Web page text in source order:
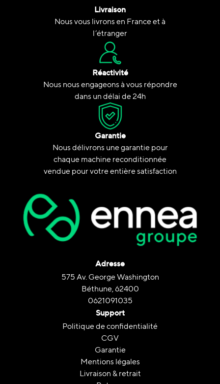
Livraison
Nous vous livrons en France et à
l’étranger
Réactivité
Nous nous engageons à vous répondre
dans un délai de 24h
Garantie
Nous délivrons une garantie pour
chaque machine reconditionnée
vendue pour votre entière satisfaction
Adresse
575 Av. George Washington
Béthune, 62400
0621091035
Support
Politique de confidentialité
CGV
Garantie
Mentions légales
Livraison & retrait